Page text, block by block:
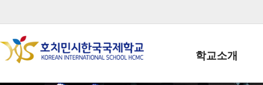
학교소개